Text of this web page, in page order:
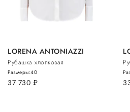
LORENA ANTONIAZZI
Рубашка хлопковая
37 730 руб.
Размеры:40